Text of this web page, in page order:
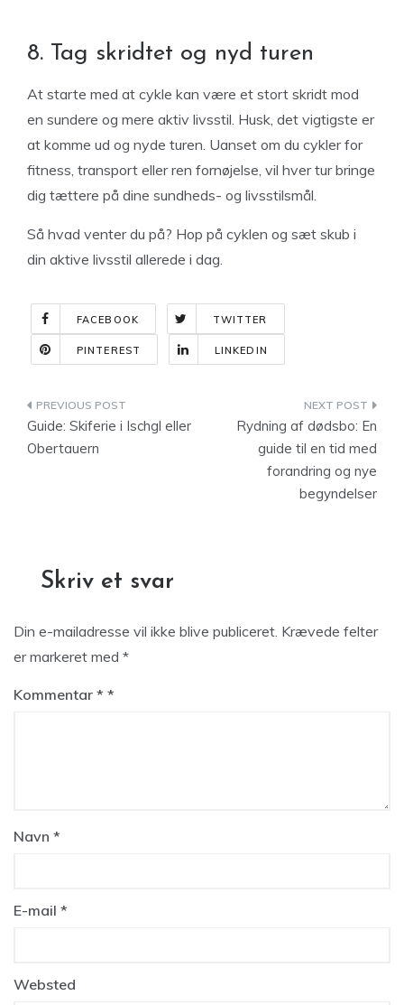
8. Tag skridtet og nyd turen
At starte med at cykle kan være et stort skridt mod
en sundere og mere aktiv livsstil. Husk, det vigtigste er
at komme ud og nyde turen. Uanset om du cykler for
fitness, transport eller ren fornøjelse, vil hver tur bringe
dig tættere på dine sundheds- og livsstilsmål.
Så hvad venter du på? Hop på cyklen og sæt skub i
din aktive livsstil allerede i dag.
FACEBOOK TWITTER
PINTEREST LINKEDIN
Indlægsnavigation
Guide: Skiferie i Ischgl eller
Obertauern
Rydning af dødsbo: En
guide til en tid med
forandring og nye
begyndelser
Skriv et svar
Din e-mailadresse vil ikke blive publiceret. Krævede felter
er markeret med *
Kommentar *
Navn *
E-mail *
Websted